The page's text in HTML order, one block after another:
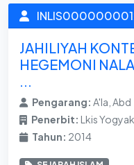
JAHILIYAH
HEGEMONI
Pengarang: A'la, Abd
Penerbit: Lkis
Tahun: 2014